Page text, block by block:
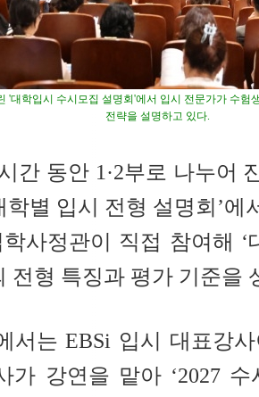
'대학입시 수시모집 설명회'에서 입시 전문가가 수험
전략을 설명하고 있다.
간 동안 1·2부로 나누어
학별 입시 전형 설명회’에
사정관이 직접 참여해 ‘
전형 특징과 평가 기준을
서는 EBSi 입시 대표강
가 강연을 맡아 ‘2027